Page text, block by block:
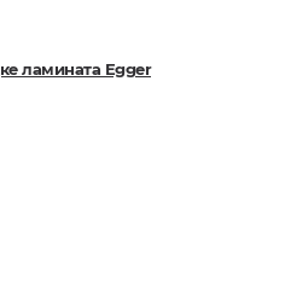
ламината Egger